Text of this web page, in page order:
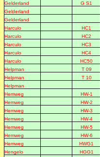
Gelderland
G S1
Gelderland
Gelderland
Harculo
HC1
Harculo
HC2
Harculo
HC3
Harculo
HC4
Harculo
HC50
Helpman
T 09
Helpman
T 10
Helpman
Hemweg
HW-1
Hemweg
HW-2
Hemweg
HW-3
Hemweg
HW-4
Hemweg
HW-5
Hemweg
HW-6
Hemweg
HWG1
Hengelo
HGG1